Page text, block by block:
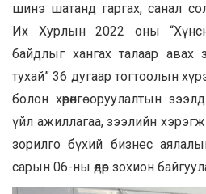
шинэ шатанд гаргах, санал
Их Хурлын 2022 оны
байдлыг хангах талаар
тухай” 36 дугаар тогтоолын
болон хөрөнгө оруулалтын
үйл ажиллагаа, зээлийн
зорилго бүхий бизнес
сарын 06-ны өдөр зохион